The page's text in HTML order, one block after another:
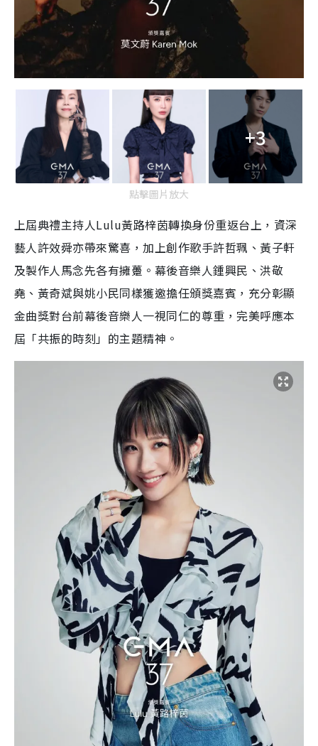
+3
點擊圖片放大
上屆典禮主持人Lulu黃路梓茵轉換身份重返台上，資深
藝人許效舜亦帶來驚喜，加上創作歌手許哲珮、黃子軒
及製作人馬念先各有擁躉。幕後音樂人鍾興民、洪敬
堯、黃奇斌與姚小民同樣獲邀擔任頒獎嘉賓，充分彰顯
金曲獎對台前幕後音樂人一視同仁的尊重，完美呼應本
屆「共振的時刻」的主題精神。